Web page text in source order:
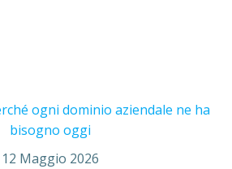
ogni dominio aziendale ne ha
bisogno oggi
12 Maggio 2026